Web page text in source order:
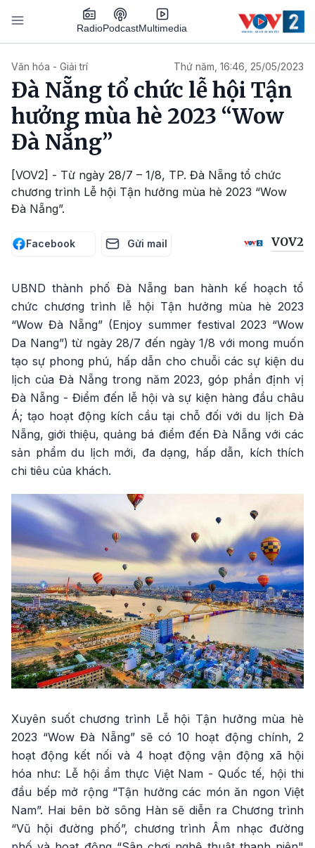
Nhảy đến nội dung
RadioPodcastMultimedia
Văn hóa - Giải trí Thứ năm, 16:46, 25/05/2023
Đà Nẵng tổ chức lễ hội Tận
hưởng mùa hè 2023 “Wow
Đà Nẵng”
[VOV2] - Từ ngày 28/7 – 1/8, TP. Đà Nẵng tổ chức
chương trình Lễ hội Tận hưởng mùa hè 2023 “Wow
Đà Nẵng”.
Facebook Gửi mail VOV2
UBND thành phố Đà Nẵng ban hành kế hoạch tổ
chức chương trình lễ hội Tận hưởng mùa hè 2023
“Wow Đà Nẵng” (Enjoy summer festival 2023 “Wow
Da Nang”) từ ngày 28/7 đến ngày 1/8 với mong muốn
tạo sự phong phú, hấp dẫn cho chuỗi các sự kiện du
lịch của Đà Nẵng trong năm 2023, góp phần định vị
Đà Nẵng - Điểm đến lễ hội và sự kiện hàng đầu châu
Á; tạo hoạt động kích cầu tại chỗ đối với du lịch Đà
Nẵng, giới thiệu, quảng bá điểm đến Đà Nẵng với các
sản phẩm du lịch mới, đa dạng, hấp dẫn, kích thích
chi tiêu của khách.
Xuyên suốt chương trình Lễ hội Tận hưởng mùa hè
2023 “Wow Đà Nẵng” sẽ có 10 hoạt động chính, 2
hoạt động kết nối và 4 hoạt động vận động xã hội
hóa như: Lễ hội ẩm thực Việt Nam - Quốc tế, hội thi
đầu bếp mở rộng “Tận hưởng các món ăn ngon Việt
Nam”. Hai bên bờ sông Hàn sẽ diễn ra Chương trình
“Vũ hội đường phố”, chương trình Âm nhạc đường